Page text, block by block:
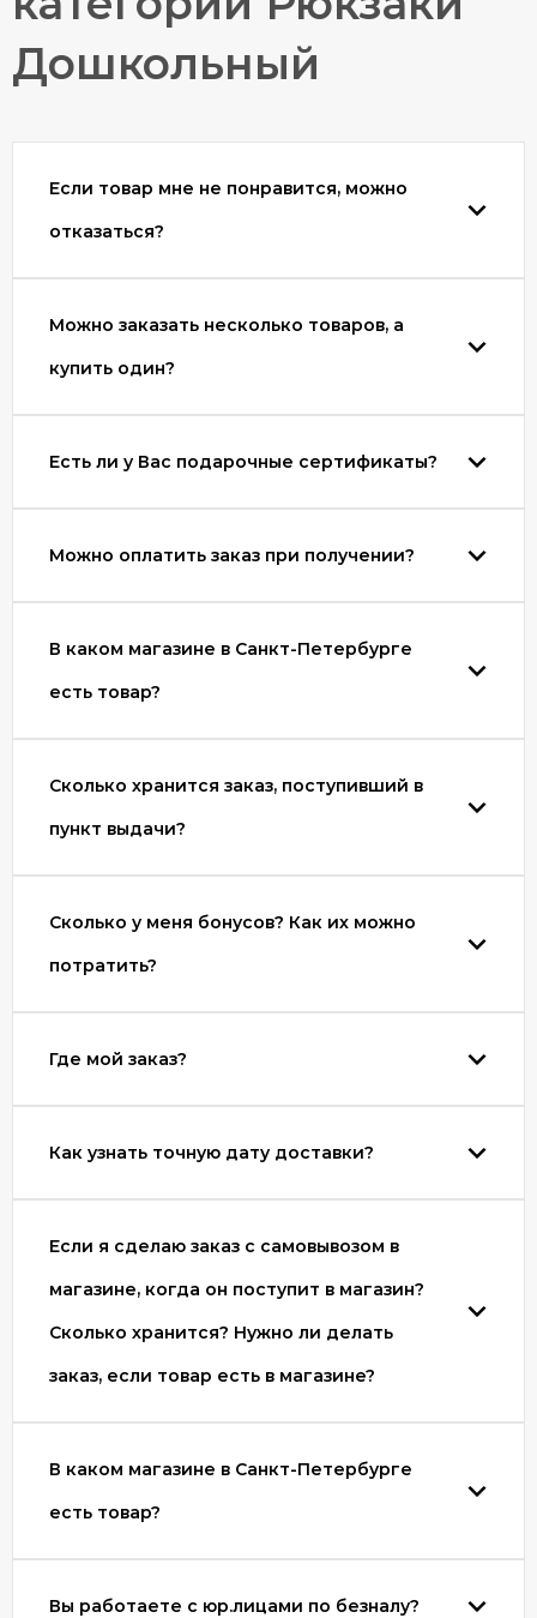
Дошкольный
Если товар мне не понравится, можно
отказаться?
Можно заказать несколько товаров, а
купить один?
Есть ли у Вас подарочные сертификаты?
Можно оплатить заказ при получении?
В каком магазине в Санкт-Петербурге
есть товар?
Сколько хранится заказ, поступивший в
пункт выдачи?
Сколько у меня бонусов? Как их можно
потратить?
Где мой заказ?
Как узнать точную дату доставки?
Если я сделаю заказ с самовывозом в
магазине, когда он поступит в магазин?
Сколько хранится? Нужно ли делать
заказ, если товар есть в магазине?
В каком магазине в Санкт-Петербурге
есть товар?
Вы работаете с юр.лицами по безналу?